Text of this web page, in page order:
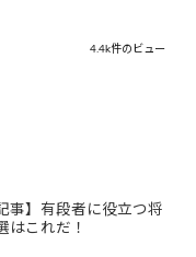
4.4k件のビュー
事】有段者に役立つ将
はこれだ！